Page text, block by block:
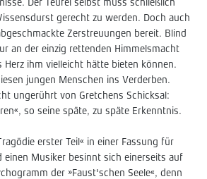
Der Teufel selbst muss schließlich
gerecht zu werden. Doch auch
Zerstreuungen bereit. Blind
an der einzig rettenden Himmelsmacht
Herz ihm vielleicht hätte bieten können.
jungen Menschen ins Verderben.
ungerührt von Gretchens Schicksal:
so seine späte, zu späte Erkenntnis.
erster Teil« in einer Fassung für
einen Musiker besinnt sich einerseits auf
der »Faust'schen Seele«, denn